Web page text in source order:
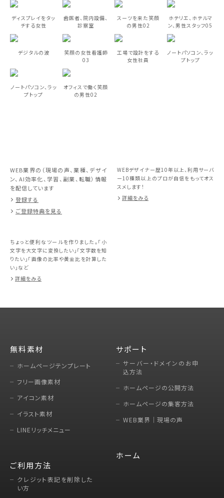
ディスプレイをタッ
チする女性
歯医者、院内設備、
診察室
スーツを来た笑顔
の男性02
ホテリエ、ホテルマ
ン、男性スタッフ05
デジタルの波
笑顔の女性看護師
03
工場で設計をする
女性社員
ノートパソコン、ラッ
プトップ
ノートパソコン、ラッ
プトップ
オフィスで働く笑顔
の男性02
WEB業界の（現場の声、業種、デザイ
ン、AI効率化、学習、副業、転職）情報
を配信しています
登録する
ご登録特典を見る
WEBデザイナー歴10年以上、利用サーバ
ー10種類以上のプロが自信をもってオス
スメします！
詳細をみる
ちょっと便利なツールを作りました。「小
文字を大文字に変換したい」「文字数を知
りたい」「画像の比率や黄金比を計算した
い」など
詳細をみる
無料素材
ホームページテンプレート
フリー画像素材
アイコン素材
イラスト素材
LINEリッチメニュー
ご利用方法
クレジット表記を削除した
い方
サポート
サーバー・ドメインのお申
込方法
ホームページの公開方法
ホームページの集客方法
WEB業界｜現場の声
ホーム